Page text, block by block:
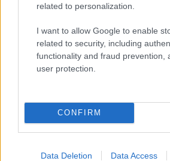
related to personalization.
I want to allow Google to enable
related to security, including
functionality and fraud prevention,
user protection.
CONFIRM
Data Deletion Data Access
A Star Wars: Az akolitus
készítene KotOR adaptációt
megalkotásakor a Knight of the Old